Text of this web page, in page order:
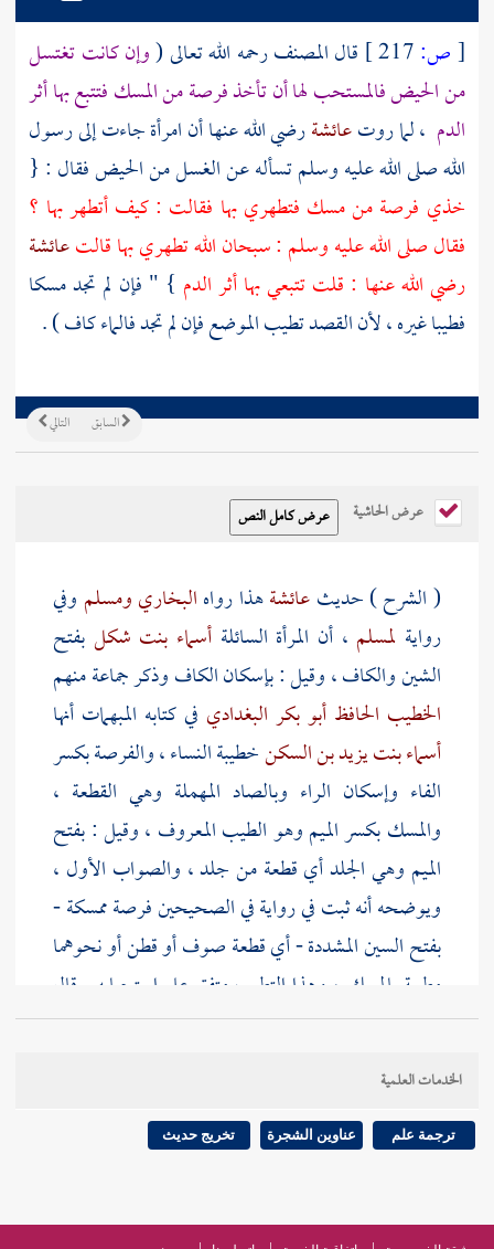
[ص: قالالمصنفرحمه الله تعالى (وإن كانت تغتسل
من الحيض فالمستحب لها أن تأخذ فرصة من المسك فتتبع بها أثر
الدم ، لما روتعائشةرضي الله عنها أن امرأة جاءت إلى رسول
الله صلى الله عليه وسلم تسأله عن الغسل من الحيض فقال : {
خذي فرصة من مسك فتطهري بها فقالت : كيف أتطهر بها ؟
فقال صلى الله عليه وسلم : سبحان الله تطهري بها قالتعائشة
رضي الله عنها : قلتتتبعي بها أثر الدم } " فإن لم تجد مسكا
فطيبا غيره ، لأن القصد تطيب الموضع فإن لم تجد فالماء كاف ) .
التالي السابق
عرض الحاشية
( الشرح ) حديثعائشةهذا رواهالبخاريومسلم وفي
رواية لمسلم ، أن المرأة السائلة أسماء بنت شكل بفتح
الشين والكاف ، وقيل : بإسكان الكاف وذكر جماعة منهم
الخطيب الحافظ أبو بكر البغدادي في كتابه المبهمات أنها
أسماء بنت يزيد بن السكنخطيبة النساء ، والفرصة بكسر
الفاء وإسكان الراء وبالصاد المهملة وهي القطعة ،
والمسك بكسر الميم وهو الطيب المعروف ، وقيل : بفتح
الميم وهي الجلد أي قطعة من جلد ، والصواب الأول ،
ويوضحه أنه ثبت في رواية في الصحيحين فرصة ممسكة -
بفتح السين المشددة - أي قطعة صوف أو قطن أو نحوهما
مطيبة بالمسك ، وهذا التطيب متفق على استحبابه . قال
البغويوآخرون : تأخذ مسكا في خرقة أو صوفة أو قطنة
ونحوها وتدخلها فرجها . والنفساء كالحائض في هذا .
نص عليه
يستحبللمغتسلة من حيض أو نفاس أن تطيب بالمسك
غريب[ص:218 ]
قال أصحابنا : فإن لم تجد مسكا
الخدمات العلمية
ترجمة علم عناوين الشجرة تخريج حديث